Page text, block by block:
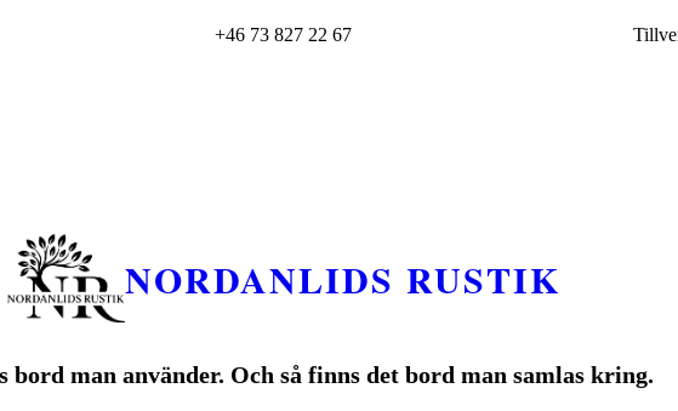
+46 73 827 22 67
NORDANLIDS RUSTIK
bord man använder. Och så finns det bord man samlas kring.